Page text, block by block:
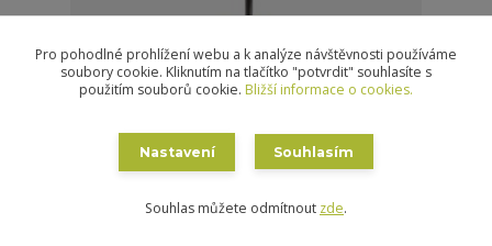
Pro pohodlné prohlížení webu a k analýze návštěvnosti používáme
soubory cookie. Kliknutím na tlačítko "potvrdit" souhlasíte s
použitím souborů cookie. Bližší informace o cookies.
Nastavení Souhlasím
Souhlas můžete odmítnout zde.